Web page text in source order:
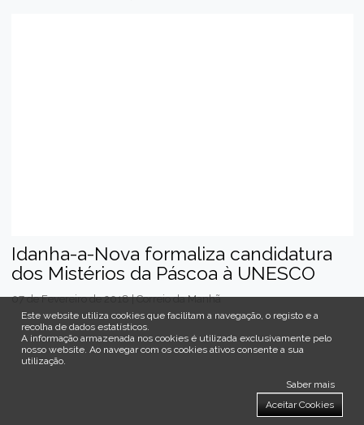
Este website utiliza cookies que facilitam a navegação, o registo e a
recolha de dados estatísticos.
A informação armazenada nos cookies é utilizada exclusivamente pelo
nosso website.Ao navegar com os cookies ativos consente a sua
utilização.
Saber mais
Aceitar Cookies
Idanha-a-Nova formaliza candidatura
dos Mistérios da Páscoa à UNESCO
07 de Fevereiro de 2018 | Correio da Manhã